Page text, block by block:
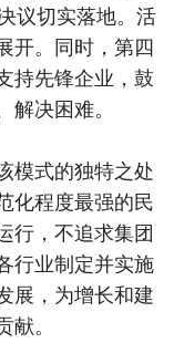
议切实落地。活
开。同时，第四
持先锋企业，鼓
决困难。
模式的独特之处
化程度最强的民
行，不追求集团
行业制定并实施
展，为增长和建
。